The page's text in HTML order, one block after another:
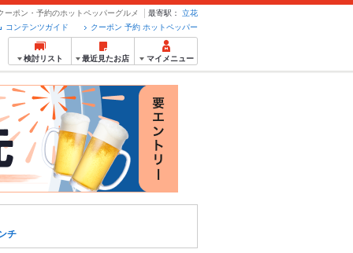
ポン・予約のホットペッパーグルメ 最寄駅：
立花
クーポン 予約 ホットペッパー
コンテンツガイド
検討リスト 最近見たお店 マイメニュー
チ